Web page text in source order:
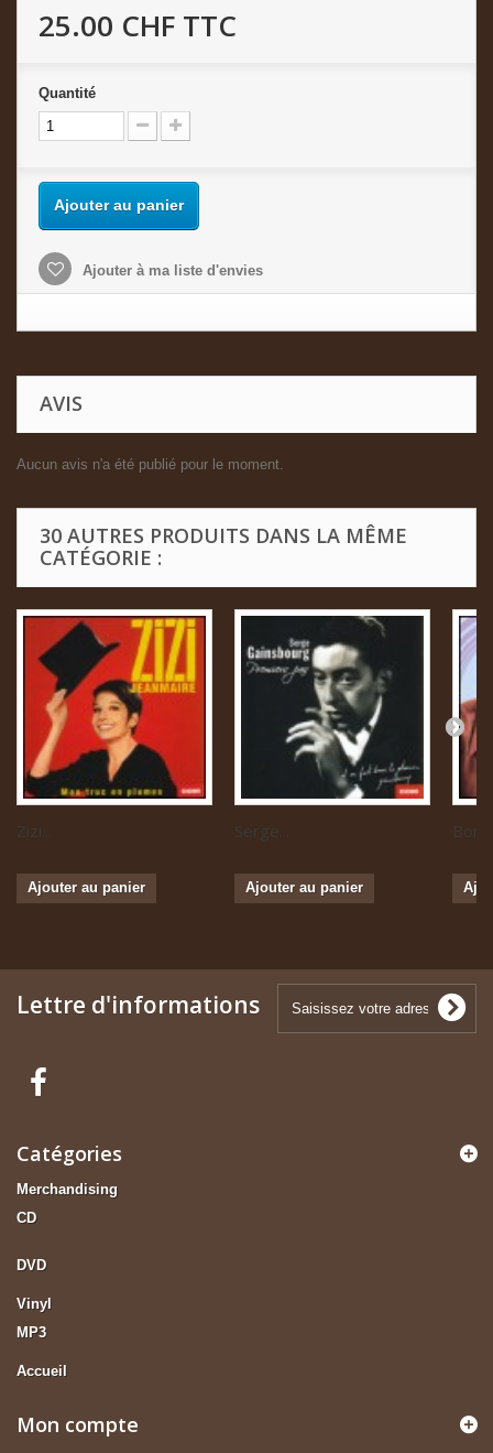
25.00 CHF TTC
Quantité
Ajouter au panier
Ajouter à ma liste d'envies
AVIS
Aucun avis n'a été publié pour le moment.
30 AUTRES PRODUITS DANS LA MÊME
CATÉGORIE :
Zizi...
Ajouter au panier
Serge...
Ajouter au panier
Lettre d'informations
Catégories
Merchandising
CD
DVD
Vinyl
MP3
Accueil
Mon compte